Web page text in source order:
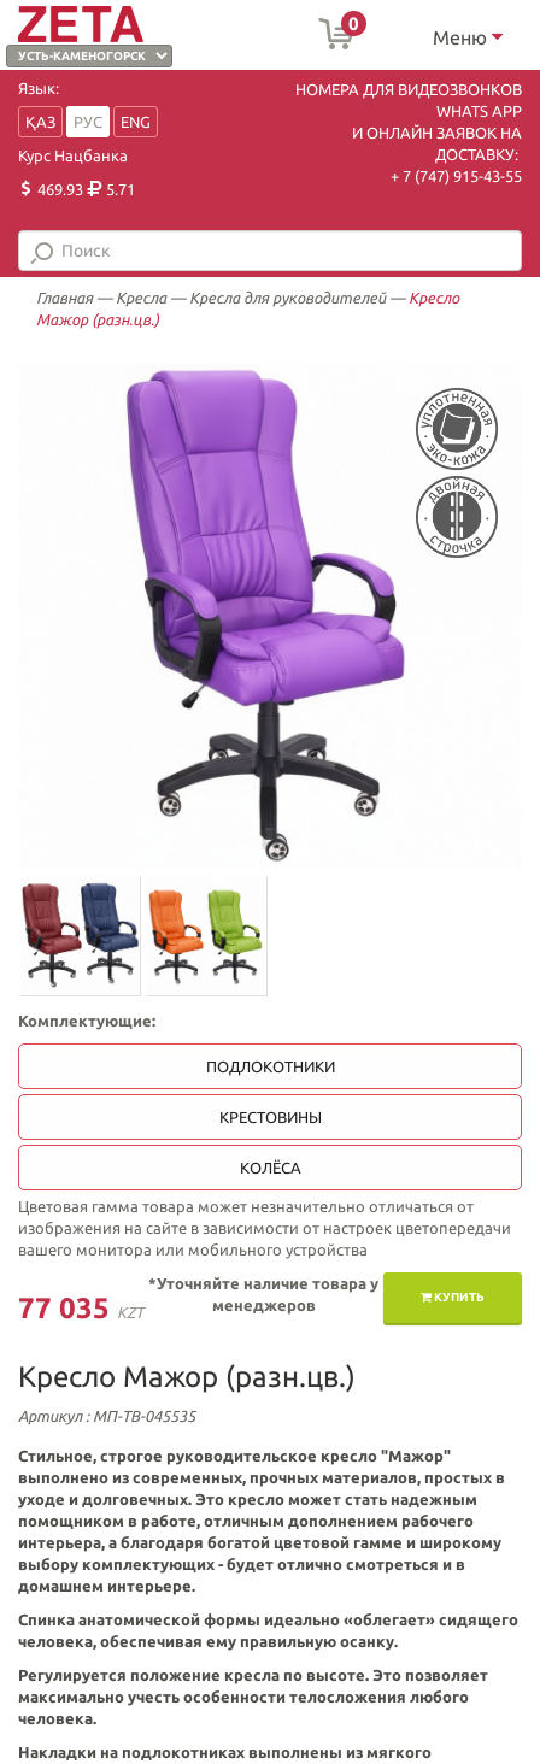
0
Меню
Язык:
ҚАЗ
РУС
ENG
Курс Нацбанка
469.93
5.71
НОМЕРА ДЛЯ ВИДЕОЗВОНКОВ
WHATS APP
И ОНЛАЙН ЗАЯВОК НА
ДОСТАВКУ:
+ 7 (747) 915-43-55
Главная— Кресла— Кресла для руководителей— Кресло
Мажор (разн.цв.)
Комплектующие:
ПОДЛОКОТНИКИ
КРЕСТОВИНЫ
КОЛЁСА
Цветовая гамма товара может незначительно отличаться от
изображения на сайте в зависимости от настроек цветопередачи
вашего монитора или мобильного устройства
77 035 KZT
КУПИТЬ
*Уточняйте наличие товара у
менеджеров
Кресло Мажор (разн.цв.)
Артикул: МП-ТВ-045535
Стильное, строгое руководительское кресло "Мажор"
выполнено из современных, прочных материалов, простых в
уходе и долговечных. Это кресло может стать надежным
помощником в работе, отличным дополнением рабочего
интерьера, а благодаря богатой цветовой гамме и широкому
выбору комплектующих - будет отлично смотреться и в
домашнем интерьере.
Спинка анатомической формы идеально «облегает» сидящего
человека, обеспечивая ему правильную осанку.
Регулируется положение кресла по высоте. Это позволяет
максимально учесть особенности телосложения любого
человека.
Накладки на подлокотниках выполнены из мягкого